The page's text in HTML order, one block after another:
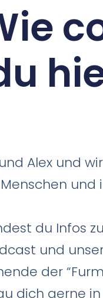
Alex und
und
du Infos
und
der
dich gerne in